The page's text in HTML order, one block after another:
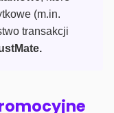
(m.in.
transakcji